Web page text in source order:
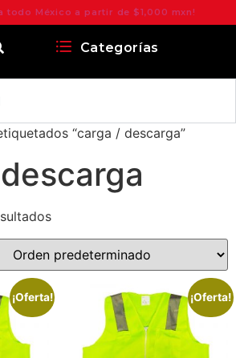
a todo México a partir de $1,000 mxn!
Categorías
“carga / descarga”
¡Oferta! ¡Oferta!